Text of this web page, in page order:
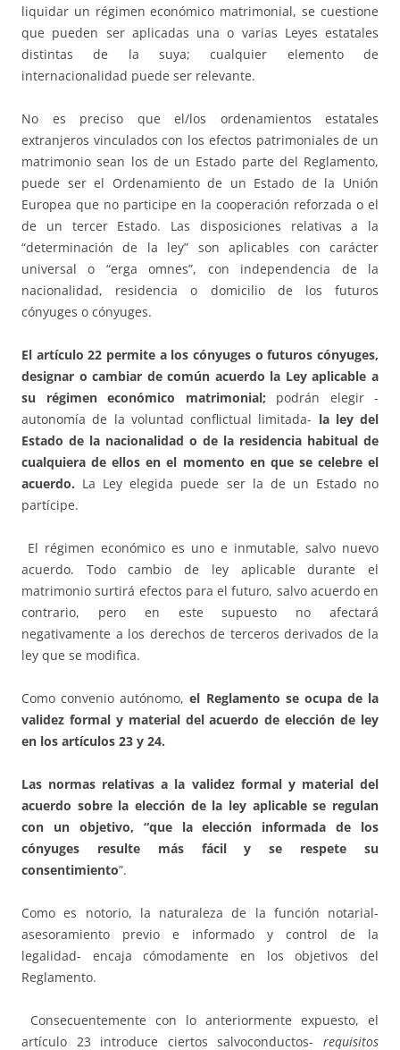
liquidar un régimen económico matrimonial, se cuestione
que pueden ser aplicadas una o varias Leyes estatales
distintas de la suya; cualquier elemento de
internacionalidad puede ser relevante.
No es preciso que el/los ordenamientos estatales
extranjeros vinculados con los efectos patrimoniales de un
matrimonio sean los de un Estado parte del Reglamento,
puede ser el Ordenamiento de un Estado de la Unión
Europea que no participe en la cooperación reforzada o el
de un tercer Estado. Las disposiciones relativas a la
“determinación de la ley” son aplicables con carácter
universal o “erga omnes”, con independencia de la
nacionalidad, residencia o domicilio de los futuros
cónyuges o cónyuges.
El artículo 22 permite a los cónyuges o futuros cónyuges,
designar o cambiar de común acuerdo la Ley aplicable a
su régimen económico matrimonial; podrán elegir -
autonomía de la voluntad conflictual limitada- la ley del
Estado de la nacionalidad o de la residencia habitual de
cualquiera de ellos en el momento en que se celebre el
acuerdo. La Ley elegida puede ser la de un Estado no
partícipe.
El régimen económico es uno e inmutable, salvo nuevo
acuerdo. Todo cambio de ley aplicable durante el
matrimonio surtirá efectos para el futuro, salvo acuerdo en
contrario, pero en este supuesto no afectará
negativamente a los derechos de terceros derivados de la
ley que se modifica.
Como convenio autónomo,el Reglamento se ocupa de la
validez formal y material del acuerdo de elección de ley
en los artículos 23 y 24.
Las normas relativas a la validez formal y material del
acuerdo sobre la elección de la ley aplicable se regulan
con un objetivo, “que la elección informada de los
cónyuges resulte más fácil y se respete su
consentimiento”.
Como es notorio, la naturaleza de la función notarial-
asesoramiento previo e informado y control de la
legalidad- encaja cómodamente en los objetivos del
Reglamento.
Consecuentemente con lo anteriormente expuesto, el
artículo 23 introduce ciertos salvoconductos- requisitos